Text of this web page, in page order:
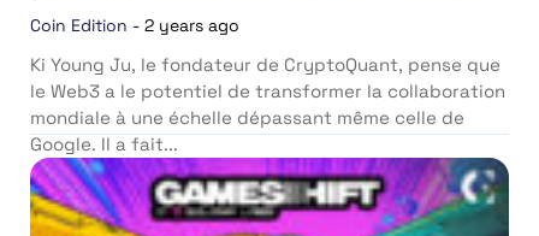
Coin Edition - 2 years ago
Ki Young Ju, le fondateur de CryptoQuant, pense que
le Web3 a le potentiel de transformer la collaboration
mondiale à une échelle dépassant même celle de
Google. Il a fait...